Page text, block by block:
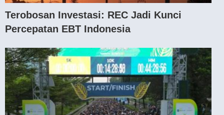
Terobosan Investasi: REC Jadi Kunci
Percepatan EBT Indonesia